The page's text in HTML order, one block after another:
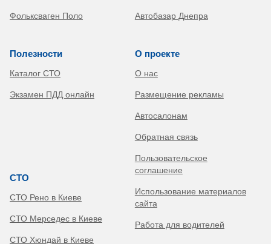
Фольксваген Поло Автобазар Днепра
Полезности
Каталог СТО
Экзамен ПДД онлайн
СТО
СТО Рено в Киеве
СТО Мерседес в Киеве
СТО Хюндай в Киеве
О проекте
О нас
Размещение рекламы
Автосалонам
Обратная связь
Пользовательское
соглашение
Использование материалов
сайта
Работа для водителей